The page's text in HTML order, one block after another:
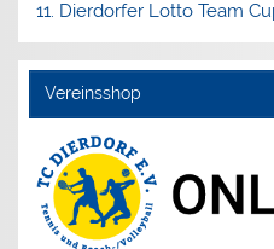
11. Dierdorfer Lotto Team
Vereinsshop